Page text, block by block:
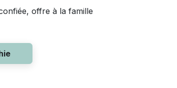
offre à la famille